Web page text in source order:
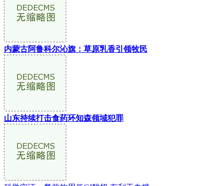
内蒙古阿鲁科尔沁旗：草原乳香引领牧民
山东持续打击食药环知森领域犯罪